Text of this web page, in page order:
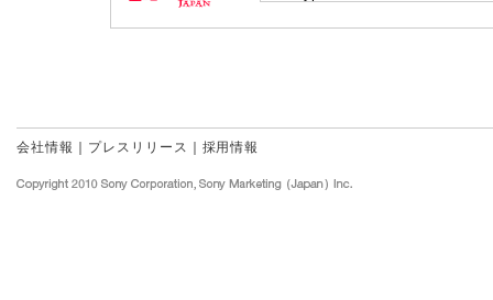
会社情報 プレスリリース 採用情報